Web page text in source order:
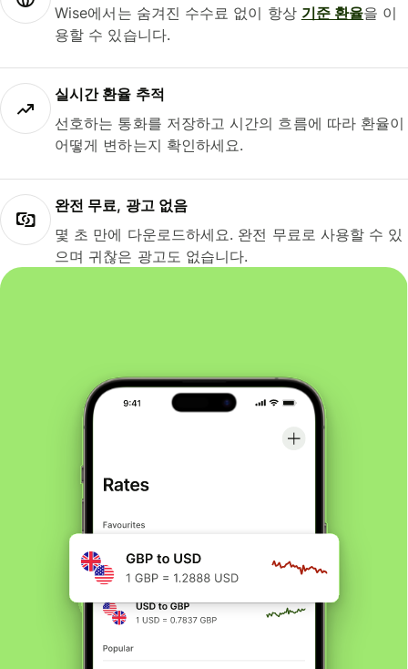
Wise에서는 숨겨진 수수료 없이 항상 기준 환율을 이
용할 수 있습니다.
실시간 환율 추적
선호하는 통화를 저장하고 시간의 흐름에 따라 환율이
어떻게 변하는지 확인하세요.
완전 무료, 광고 없음
몇 초 만에 다운로드하세요. 완전 무료로 사용할 수 있
으며 귀찮은 광고도 없습니다.